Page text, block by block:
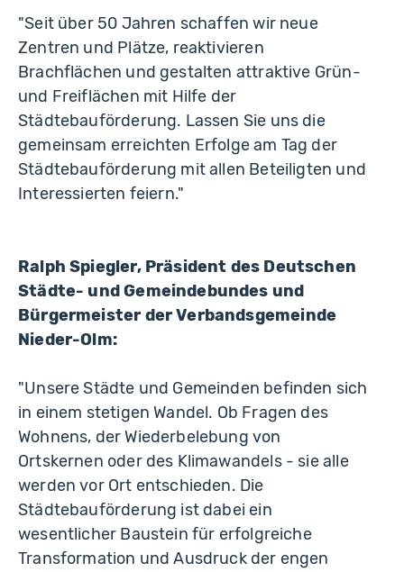
"Seit über 50 Jahren schaffen wir neue
Zentren und Plätze, reaktivieren
Brachflächen und gestalten attraktive Grün-
und Freiflächen mit Hilfe der
Städtebauförderung. Lassen Sie uns die
gemeinsam erreichten Erfolge am Tag der
Städtebauförderung mit allen Beteiligten und
Interessierten feiern."
Ralph Spiegler, Präsident des Deutschen
Städte- und Gemeindebundes und
Bürgermeister der Verbandsgemeinde
Nieder-Olm:
"Unsere Städte und Gemeinden befinden sich
in einem stetigen Wandel. Ob Fragen des
Wohnens, der Wiederbelebung von
Ortskernen oder des Klimawandels - sie alle
werden vor Ort entschieden. Die
Städtebauförderung ist dabei ein
wesentlicher Baustein für erfolgreiche
Transformation und Ausdruck der engen